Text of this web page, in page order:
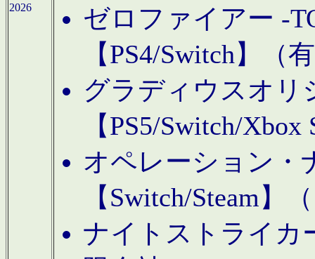
2026
ゼロファイアー -
【PS4/Switch】（
グラディウスオリ
【PS5/Switch/
オペレーション・
【Switch/Steam】
ナイトストライカ